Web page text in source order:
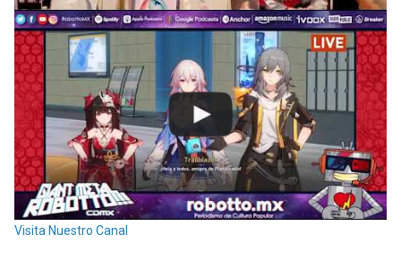
Visita Nuestro Canal